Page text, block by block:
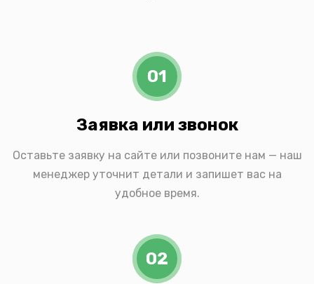
01
Заявка или звонок
Оставьте заявку на сайте или позвоните нам — наш
менеджер уточнит детали и запишет вас на
удобное время.
02